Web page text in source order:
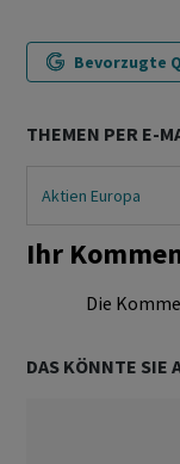
Bevorzugte
THEMEN PER E-
Aktien Europa
Ihr
Die
DAS KÖNNTE SIE